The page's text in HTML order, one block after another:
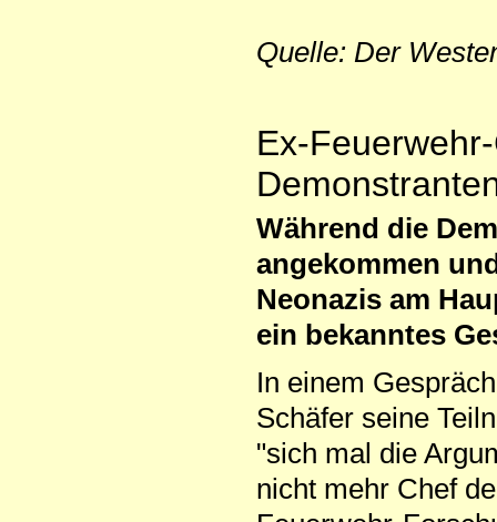
Quelle: Der
Ex-
Während die
angekommen
Neonazis am
ein bekanntes
In einem
Schäfer seine
"sich mal die
nicht mehr Chef